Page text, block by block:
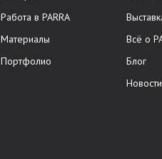
Работа в PARRA
Материалы
Портфолио
Всё о
Блог
Новости